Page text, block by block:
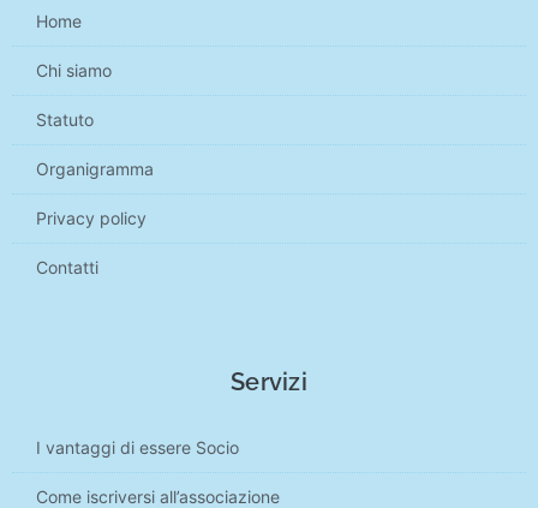
Home
Chi siamo
Statuto
Organigramma
Privacy policy
Contatti
Servizi
I vantaggi di essere Socio
Come iscriversi all’associazione